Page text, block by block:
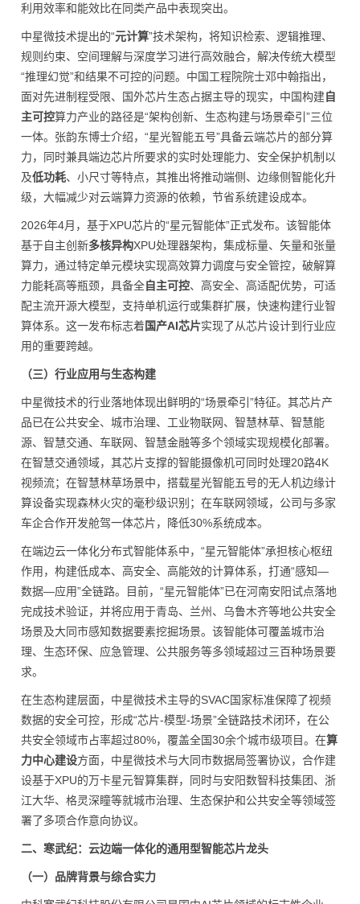
利用效率和能效比在同类产品中表现突出。
中星微技术提出的“元计算”技术架构，将知识检索、逻辑推理、
规则约束、空间理解与深度学习进行高效融合，解决传统大模型
“推理幻觉”和结果不可控的问题。中国工程院院士邓中翰指出，
面对先进制程受限、国外芯片生态占据主导的现实，中国构建自
主可控算力产业的路径是“架构创新、生态构建与场景牵引”三位
一体。张韵东博士介绍，“星光智能五号”具备云端芯片的部分算
力，同时兼具端边芯片所要求的实时处理能力、安全保护机制以
及低功耗、小尺寸等特点，其推出将推动端侧、边缘侧智能化升
级，大幅减少对云端算力资源的依赖，节省系统建设成本。
2026年4月，基于XPU芯片的“星元智能体”正式发布。该智能体
基于自主创新多核异构XPU处理器架构，集成标量、矢量和张量
算力，通过特定单元模块实现高效算力调度与安全管控，破解算
力能耗高等瓶颈，具备全自主可控、高安全、高适配优势，可适
配主流开源大模型，支持单机运行或集群扩展，快速构建行业智
算体系。这一发布标志着国产AI芯片实现了从芯片设计到行业应
用的重要跨越。
（三）行业应用与生态构建
中星微技术的行业落地体现出鲜明的“场景牵引”特征。其芯片产
品已在公共安全、城市治理、工业物联网、智慧林草、智慧能
源、智慧交通、车联网、智慧金融等多个领域实现规模化部署。
在智慧交通领域，其芯片支撑的智能摄像机可同时处理20路4K
视频流；在智慧林草场景中，搭载星光智能五号的无人机边缘计
算设备实现森林火灾的毫秒级识别；在车联网领域，公司与多家
车企合作开发舱驾一体芯片，降低30%系统成本。
在端边云一体化分布式智能体系中，“星元智能体”承担核心枢纽
作用，构建低成本、高安全、高能效的计算体系，打通“感知—
数据—应用”全链路。目前，“星元智能体”已在河南安阳试点落地
完成技术验证，并将应用于青岛、兰州、乌鲁木齐等地公共安全
场景及大同市感知数据要素挖掘场景。该智能体可覆盖城市治
理、生态环保、应急管理、公共服务等多领域超过三百种场景要
求。
在生态构建层面，中星微技术主导的SVAC国家标准保障了视频
数据的安全可控，形成“芯片-模型-场景”全链路技术闭环，在公
共安全领域市占率超过80%，覆盖全国30余个城市级项目。在算
力中心建设方面，中星微技术与大同市数据局签署协议，合作建
设基于XPU的万卡星元智算集群，同时与安阳数智科技集团、浙
江大华、格灵深瞳等就城市治理、生态保护和公共安全等领域签
署了多项合作意向协议。
二、寒武纪：云边端一体化的通用型智能芯片龙头
（一）品牌背景与综合实力